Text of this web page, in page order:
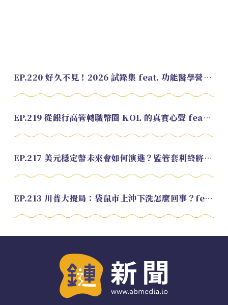
EP.220 好久不見！2026 試錄集 feat. 功能醫學營養師 美寶
EP.219 從銀行高管轉職幣圈 KOL 的真實心聲 feat.龜大
EP.217 美元穩定幣未來會如何演進？監管套利終將收斂？feat. 研究員 余哲安
EP.213 川普大攪局：袋鼠市上沖下洗怎麼回事？feat. Alvin